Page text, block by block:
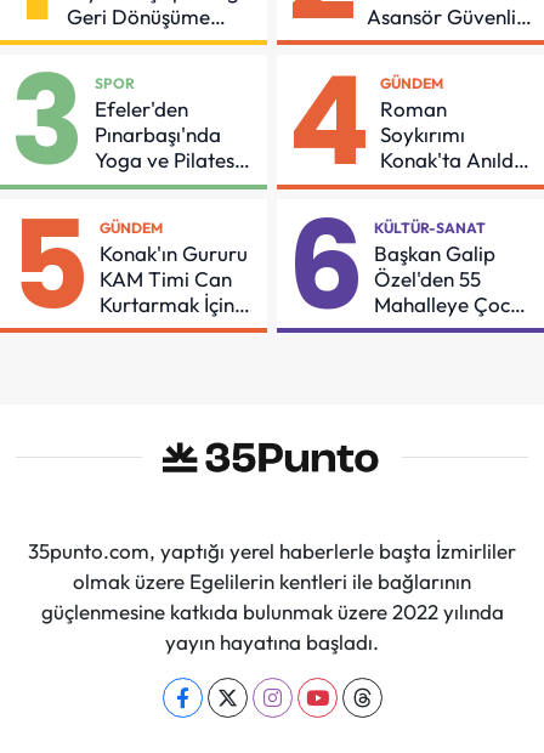
Geri Dönüşüme
Gidiyor
Asansör Güvenliği
İçin Önemli
3 SPOR
Efeler'den
Pınarbaşı'nda
Yoga ve Pilates
Buluşması
4 GÜNDEM
Roman
Soykırımı
Konak'ta Anıldı:
"Eşit Bir Yaşam
Sürdüreceğiz"
5 GÜNDEM
Konak'ın Gururu
KAM Timi Can
Kurtarmak İçin
Demir Aldı
6 KÜLTÜR-SANAT
Başkan Galip
Özel'den 55
Mahalleye Çocuk
Şenliği
35punto.com, yaptığı yerel haberlerle başta İzmirliler
olmak üzere Egelilerin kentleri ile bağlarının
güçlenmesine katkıda bulunmak üzere 2022 yılında
yayın hayatına başladı.